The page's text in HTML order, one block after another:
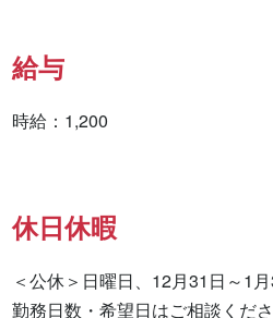
給与
時給：1,200
休日休暇
＜公休＞日曜日、12月31日～1
勤務日数・希望日はご相談くだ